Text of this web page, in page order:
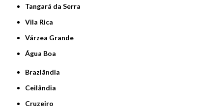
Tangará da Serra
Vila Rica
Várzea Grande
Água Boa
Brazlândia
Ceilândia
Cruzeiro